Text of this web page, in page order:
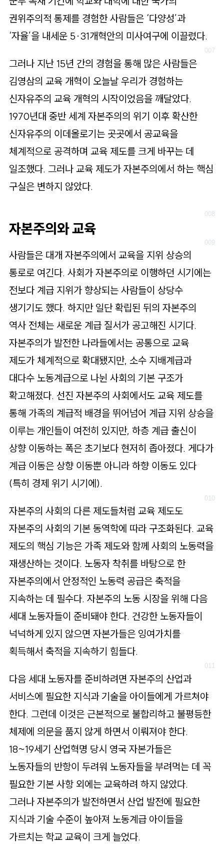
권위주의적 통제를 경험한 사람들은 ‘다양성’과
‘자율’을 내세운 5·31개혁안의 미사여구에 이끌렸다.
그러나 지난 15년 간의 경험을 통해 많은 사람들은
김영삼의 교육 개혁이 오늘날 우리가 경험하는
신자유주의 교육 개혁의 시작이었음을 깨달았다.
1970년대 중반 세계 자본주의의 위기 이후 확산한
신자유주의 이데올로기는 곳곳에서 공교육을
체계적으로 공격하며 교육 제도를 크게 바꾸는 데
일조했다. 그러나 교육 제도가 자본주의에서 하는 핵심
구실은 변하지 않았다.
자본주의와 교육
사람들은 대개 자본주의에서 교육을 지위 상승의
통로로 여긴다. 사회가 자본주의로 이행하던 시기에는
전보다 계급 지위가 향상되는 사람들이 상당수
생기기도 했다. 하지만 일단 확립된 뒤의 자본주의
역사 전체는 새로운 계급 질서가 공고해진 시기다.
자본주의가 발전한 나라들에서는 공통으로 교육
제도가 체계적으로 확대됐지만, 소수 지배계급과
대다수 노동계급으로 나뉜 사회의 기본 구조가
확고해졌다. 선진 자본주의 사회에서도 교육 제도를
통해 가족의 계급적 배경을 뛰어넘어 계급 지위 상승을
이루는 개인들이 여전히 있지만, 하층 계급 출신이
상향 이동하는 폭은 초기보다 현저히 좁아졌다. 게다가
계급 이동은 상향 이동뿐 아니라 하향 이동도 있다
(특히 경제 위기 시기에).
자본주의 사회의 다른 제도들처럼 교육 제도도
자본주의 사회의 기본 동역학에 따라 구조화된다. 교육
제도의 핵심 기능은 가족 제도와 함께 사회의 노동력을
재생산하는 것이다. 노동자 착취를 바탕으로 한
자본주의에서 안정적인 노동력 공급은 축적을
지속하는 데 필수다. 자본주의 노동 시장을 위해 다음
세대 노동자들이 준비돼야 한다. 건강한 노동자들이
넉넉하게 있지 않으면 자본가들은 잉여가치를
획득해서 축적을 지속하기 힘들다.
다음 세대 노동자를 준비하려면 자본주의 산업과
서비스에 필요한 지식과 기술을 아이들에게 가르쳐야
한다. 그런데 이것은 근본적으로 불합리하고 불평등한
체제에 의문을 품지 않게 하면서 이뤄져야 한다.
18~19세기 산업혁명 당시 영국 자본가들은
노동자들의 반항이 두려워 노동자들을 부려먹는 데 꼭
필요한 기본 사항 외에는 교육하려 하지 않았다.
그러나 자본주의가 발전하면서 산업 발전에 필요한
지식과 기술 수준이 높아져 노동계급 아이들을
가르치는 학교 교육이 크게 늘었다.